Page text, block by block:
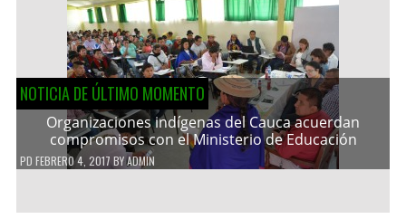
NOTICIA DE ÚLTIMO MOMENTO
Organizaciones indígenas del Cauca acuerdan
compromisos con el Ministerio de Educación
PD FEBRERO 4, 2017 BYADMIN